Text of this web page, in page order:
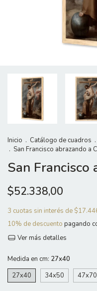
Inicio . Catálogo de cuadros .
. San Francisco abrazando a
San Francisco
$52.338,00
3 cuotas sin interés de
10% de descuento pagando
Ver más detalles
Medida en cm: 27x40
27x40
34x50 47x70